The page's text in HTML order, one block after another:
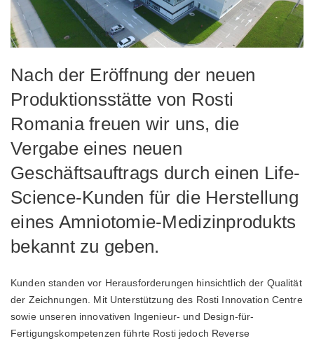
Nach der Eröffnung der neuen
Produktionsstätte von Rosti
Romania freuen wir uns, die
Vergabe eines neuen
Geschäftsauftrags durch einen Life-
Science-Kunden für die Herstellung
eines Amniotomie-Medizinprodukts
bekannt zu geben.
Kunden standen vor Herausforderungen hinsichtlich der Qualität
der Zeichnungen. Mit Unterstützung des Rosti Innovation Centre
sowie unseren innovativen Ingenieur- und Design-für-
Fertigungskompetenzen führte Rosti jedoch Reverse